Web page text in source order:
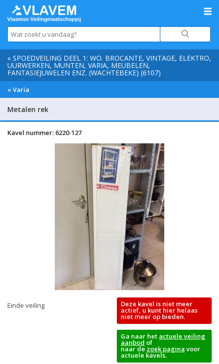
« SPOEDVEILING DEEL 1: WO. BROCANTE, VINTAGE, ELEKTRO,
UURWERKEN, MUNTEN, VARIA, MEUBELEN,
FANTASIEJUWELEN ENZ. (WACHTEBEKE) (6107)
« Varia
Metalen rek
Kavel nummer: 6220-127
Einde veiling Deze kavel is niet meer
actief, u kunt hier helaas
niet meer op bieden.
Ga naar het actuele veiling
aanbod of
naar de zoek pagina voor
actuele kavels.